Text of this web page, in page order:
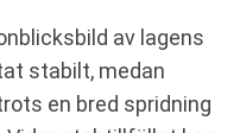
av lagens
stabilt, medan
en bred spridning